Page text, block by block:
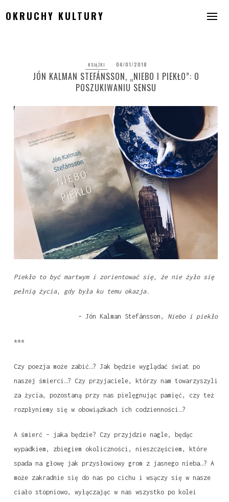
toOKRUCHY KULTURY
KSIĄŻKI 04/01/2018
JÓN KALMAN STEFÁNSSON, „NIEBO I PIEKŁO”: O
POSZUKIWANIU SENSU
Piekło to być martwym i zorientować się, że nie żyło się
pełnią życia, gdy była ku temu okazja.
– Jón Kalman Stefánsson,Niebo i piekło
***
Czy poezja może zabić…? Jak będzie wyglądać świat po
naszej śmierci…? Czy przyjaciele, którzy nam towarzyszyli
za życia, pozostaną przy nas pielęgnując pamięć, czy też
rozpłyniemy się w obowiązkach ich codzienności…?
A śmierć – jaka będzie? Czy przyjdzie nagle, będąc
wypadkiem, zbiegiem okoliczności, nieszczęściem, które
spada na głowę jak przysłowiowy grom z jasnego nieba…? A
może zakradnie się do nas po cichu i wsączy się w nasze
ciało stopniowo, wyłączając w nas wszystko po kolei